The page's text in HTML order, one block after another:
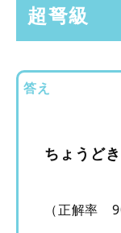
超弩級
答え
ちょうど
（正解率